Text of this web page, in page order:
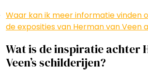
Waar kan ik meer informatie vinden
de exposities van Herman van Veen
Wat is de inspiratie achter
Veen’s schilderijen?